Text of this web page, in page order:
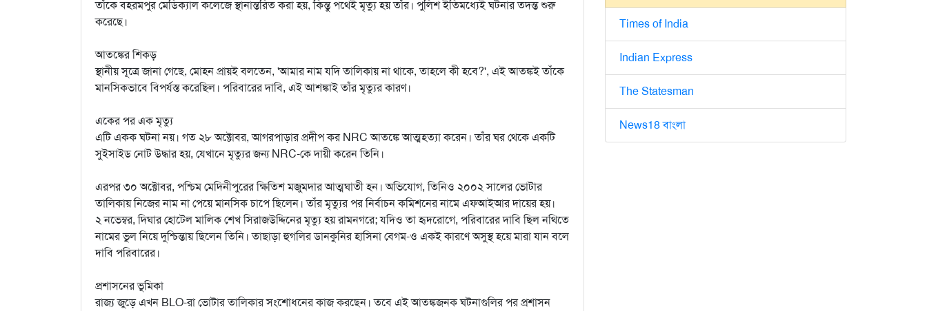
তাঁকে বহরমপুর মেডিক্যাল কলেজে স্থানান্তরিত করা হয়, কিন্তু পথেই মৃত্যু হয় তাঁর। পুলিশ ইতিমধ্যেই ঘটনার তদন্ত শুরু
করেছে।
আতঙ্কের শিকড়
স্থানীয় সূত্রে জানা গেছে, মোহন প্রায়ই বলতেন, 'আমার নাম যদি তালিকায় না থাকে, তাহলে কী হবে?', এই আতঙ্কই তাঁকে
মানসিকভাবে বিপর্যস্ত করেছিল। পরিবারের দাবি, এই আশঙ্কাই তাঁর মৃত্যুর কারণ।
একের পর এক মৃত্যু
এটি একক ঘটনা নয়। গত ২৮ অক্টোবর, আগরপাড়ার প্রদীপ কর NRC আতঙ্কে আত্মহত্যা করেন। তাঁর ঘর থেকে একটি
সুইসাইড নোট উদ্ধার হয়, যেখানে মৃত্যুর জন্য NRC-কে দায়ী করেন তিনি।
এরপর ৩০ অক্টোবর, পশ্চিম মেদিনীপুরের ক্ষিতিশ মজুমদার আত্মঘাতী হন। অভিযোগ, তিনিও ২০০২ সালের ভোটার
তালিকায় নিজের নাম না পেয়ে মানসিক চাপে ছিলেন। তাঁর মৃত্যুর পর নির্বাচন কমিশনের নামে এফআইআর দায়ের হয়।
২ নভেম্বর, দিঘার হোটেল মালিক শেখ সিরাজউদ্দিনের মৃত্যু হয় রামনগরে; যদিও তা হৃদরোগে, পরিবারের দাবি ছিল নথিতে
নামের ভুল নিয়ে দুশ্চিন্তায় ছিলেন তিনি। তাছাড়া হুগলির ডানকুনির হাসিনা বেগম-ও একই কারণে অসুস্থ হয়ে মারা যান বলে
দাবি পরিবারের।
প্রশাসনের ভূমিকা
রাজ্য জুড়ে এখন BLO-রা ভোটার তালিকার সংশোধনের কাজ করছেন। তবে এই আতঙ্কজনক ঘটনাগুলির পর প্রশাসন
Times of India
Indian Express
The Statesman
News18 বাংলা